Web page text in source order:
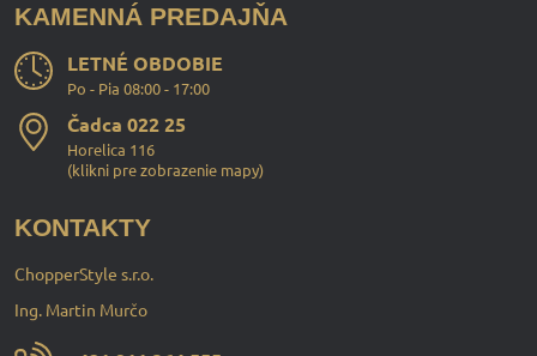
KAMENNÁ PREDAJŇA
LETNÉ OBDOBIE
Po - Pia 08:00 - 17:00
Čadca 022 25
Horelica 116
(klikni pre zobrazenie mapy)
KONTAKTY
ChopperStyle s.r.o.
Ing. Martin Murčo